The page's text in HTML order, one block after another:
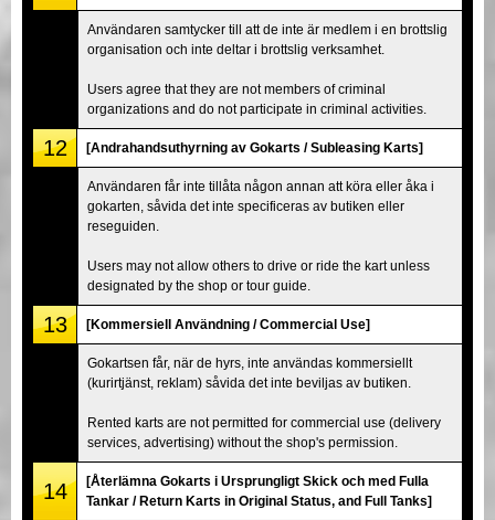
Användaren samtycker till att de inte är medlem i en brottslig
organisation och inte deltar i brottslig verksamhet.
Users agree that they are not members of criminal
organizations and do not participate in criminal activities.
12 [Andrahandsuthyrning av Gokarts / Subleasing Karts]
Användaren får inte tillåta någon annan att köra eller åka i
gokarten, såvida det inte specificeras av butiken eller
reseguiden.
Users may not allow others to drive or ride the kart unless
designated by the shop or tour guide.
13 [Kommersiell Användning / Commercial Use]
Gokartsen får, när de hyrs, inte användas kommersiellt
(kurirtjänst, reklam) såvida det inte beviljas av butiken.
Rented karts are not permitted for commercial use (delivery
services, advertising) without the shop's permission.
14
[Återlämna Gokarts i Ursprungligt Skick och med Fulla
Tankar / Return Karts in Original Status, and Full Tanks]